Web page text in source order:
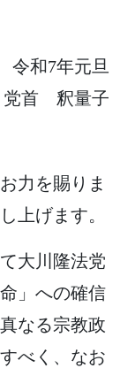
令和7年元旦
党首 釈量子
力を賜りま
上げます。
大川隆法党
」への確信
なる宗教政
べく、なお